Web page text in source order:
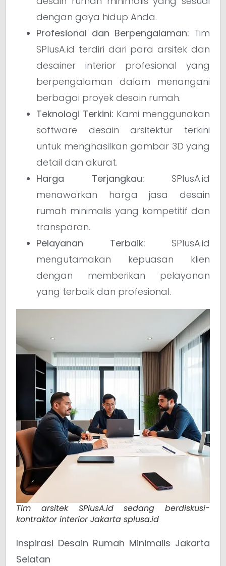
dengan gaya hidup Anda.
Profesional dan Berpengalaman: Tim
SPlusA.id terdiri dari para arsitek dan
desainer interior profesional yang
berpengalaman dalam menangani
berbagai proyek desain rumah.
Teknologi Terkini: Kami menggunakan
software desain arsitektur terkini
untuk menghasilkan gambar 3D yang
detail dan akurat.
Harga Terjangkau: SPlusA.id
menawarkan harga jasa desain
rumah minimalis yang kompetitif dan
transparan.
Pelayanan Terbaik: SPlusA.id
mengutamakan kepuasan klien
dengan memberikan pelayanan
yang terbaik dan profesional.
Tim arsitek SPlusA.id sedang berdiskusi-
kontraktor interior Jakarta splusa.id
Inspirasi Desain Rumah Minimalis Jakarta
Selatan